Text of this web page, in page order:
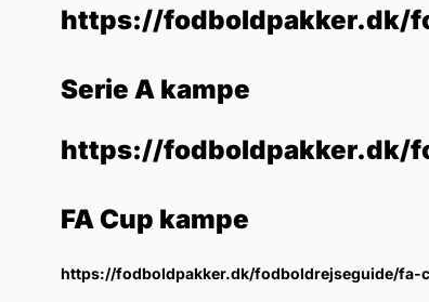
https://fodboldpakker.dk/
Serie A kampe
https://fodboldpakker.dk/
FA Cup kampe
https://fodboldpakker.dk/fodboldrejseguide/fa-